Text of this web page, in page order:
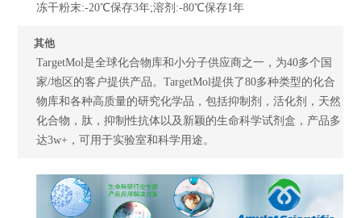
冻干粉末:-20℃保存3年;溶剂:-80℃保存1年
其他
TargetMol是全球化合物库和小分子供应商之一，为40多个国
家/地区的客户提供产品。TargetMol提供了80多种类型的化合
物库和各种高质量的研究化学品，包括抑制剂，活化剂，天然
化合物，肽，抑制性抗体以及新颖的生命科学试剂盒，产品多
达3w+，可用于实验室和科学用途。